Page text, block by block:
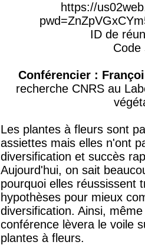
https://
ID de
Code
Conférencier :
recherche CNRS au
Les plantes à fleurs sont
assiettes mais elles n'ont
diversification et succès
Aujourd'hui, on sait
pourquoi elles réussissent
hypothèses pour mieux
diversification. Ainsi,
conférence lèvera le voile
plantes à fleurs.